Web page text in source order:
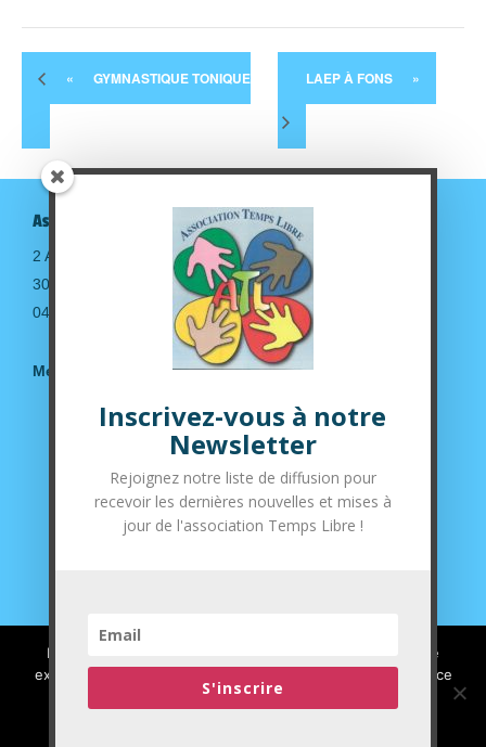
« GYMNASTIQUE TONIQUE LAEP À FONS »
Association Temps Libre
2 Avenue de la gare
30190 Saint-Geniès de Malgoirès
04.66.63.14.36
Mentions légales
Suivez-nous sur nos réseaux sociaux
Inscrivez-vous à notre
Newsletter
Rejoignez notre liste de diffusion pour
recevoir les dernières nouvelles et mises à
jour de l'association Temps Libre !
S'inscrire
Nous utilisons des cookies pour vous garantir la meilleure
expérience sur notre site web. Si vous continuez à utiliser ce
site, nous supposerons que vous en êtes satisfait.